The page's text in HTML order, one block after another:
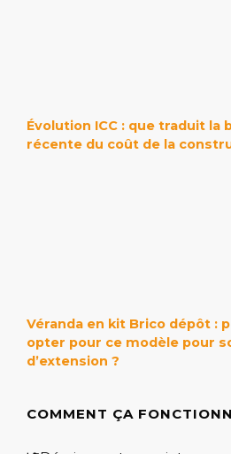
Évolution ICC : que traduit la
récente du coût de la
Véranda en kit Brico dépôt :
opter pour ce modèle pour
d’extension ?
COMMENT ÇA